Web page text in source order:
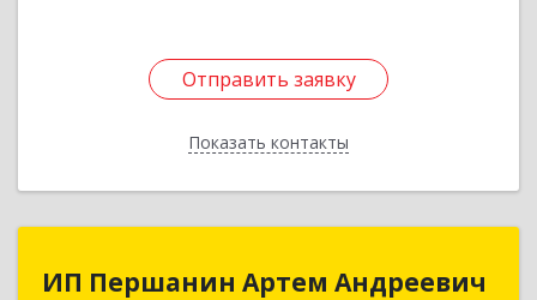
Отправить заявку
Показать контакты
Отправить заявку
Назад
ИП Першанин Артем Андреевич